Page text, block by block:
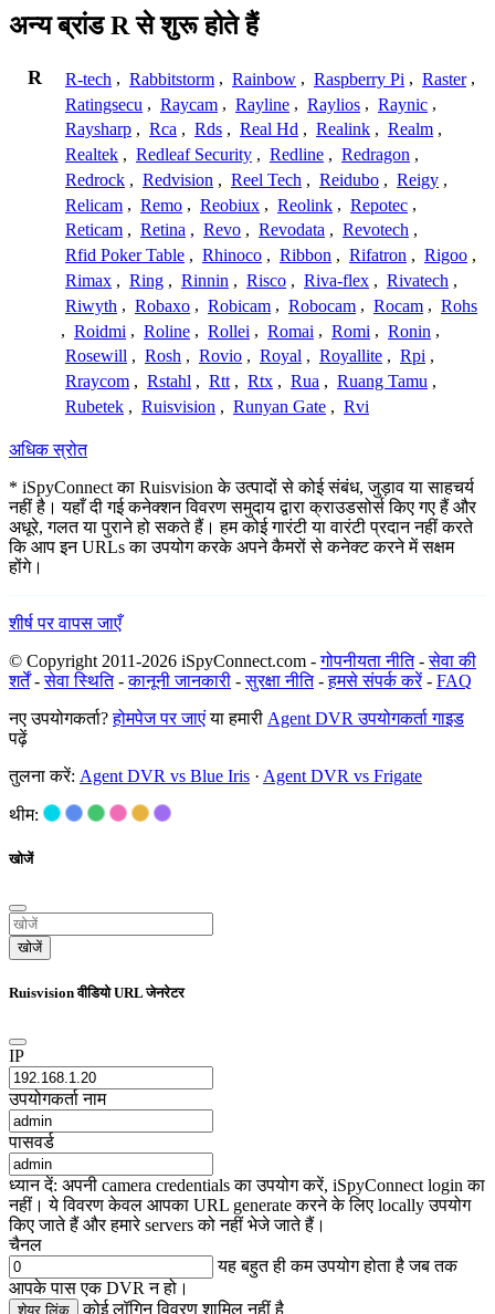
अन्य ब्रांड R से शुरू होते हैं
R R-tech , Rabbitstorm , Rainbow , Raspberry Pi , Raster ,
Ratingsecu , Raycam , Rayline , Raylios , Raynic ,
Raysharp , Rca , Rds , Real Hd , Realink , Realm ,
Realtek , Redleaf Security , Redline , Redragon ,
Redrock , Redvision , Reel Tech , Reidubo , Reigy ,
Relicam , Remo , Reobiux , Reolink , Repotec ,
Reticam , Retina , Revo , Revodata , Revotech ,
Rfid Poker Table , Rhinoco , Ribbon , Rifatron , Rigoo ,
Rimax , Ring , Rinnin , Risco , Riva-flex , Rivatech ,
Riwyth , Robaxo , Robicam , Robocam , Rocam , Rohs
, Roidmi , Roline , Rollei , Romai , Romi , Ronin ,
Rosewill , Rosh , Rovio , Royal , Royallite , Rpi ,
Rraycom , Rstahl , Rtt , Rtx , Rua , Ruang Tamu ,
Rubetek , Ruisvision , Runyan Gate , Rvi
अधिक स्रोत
* iSpyConnect का Ruisvision के उत्पादों से कोई संबंध, जुड़ाव या साहचर्य
नहीं है। यहाँ दी गई कनेक्शन विवरण समुदाय द्वारा क्राउडसोर्स किए गए हैं और
अधूरे, गलत या पुराने हो सकते हैं। हम कोई गारंटी या वारंटी प्रदान नहीं करते
कि आप इन URLs का उपयोग करके अपने कैमरों से कनेक्ट करने में सक्षम
होंगे।
शीर्ष पर वापस जाएँ
© Copyright 2011-2026 iSpyConnect.com -गोपनीयता नीति-सेवा की
शर्तें-सेवा स्थिति-कानूनी जानकारी -सुरक्षा नीति-हमसे संपर्क करें- FAQ
नए उपयोगकर्ता?होमपेज पर जाएंया हमारी Agent DVR उपयोगकर्ता गाइड
पढ़ें
तुलना करें: Agent DVR vs Blue Iris · Agent DVR vs Frigate
थीम:
खोजें
खोजें
Ruisvision वीडियो URL जेनरेटर
IP
उपयोगकर्ता नाम
पासवर्ड
ध्यान दें: अपनी camera credentials का उपयोग करें, iSpyConnect login का
नहीं। ये विवरण केवल आपका URL generate करने के लिए locally उपयोग
किए जाते हैं और हमारे servers को नहीं भेजे जाते हैं।
चैनल
यह बहुत ही कम उपयोग होता है जब तक
आपके पास एक DVR न हो।
शेयर लिंक कोई लॉगिन विवरण शामिल नहीं है